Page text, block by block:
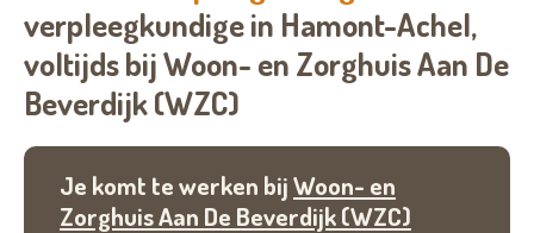
verpleegkundige in Hamont-Achel,
voltijds bijWoon- en Zorghuis Aan De
Beverdijk (WZC)
Je komt te werken bijWoon- en
Zorghuis Aan De Beverdijk (WZC)